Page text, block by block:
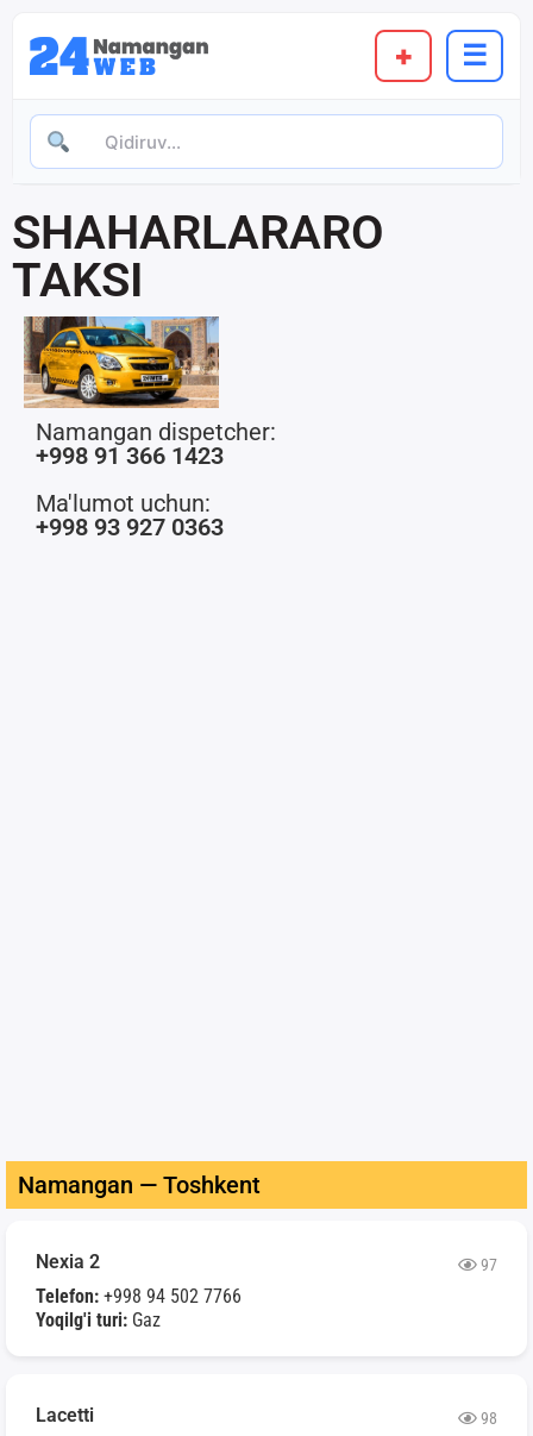
+ ☰
SHAHARLARARO
TAKSI
Namangan dispetcher:
+998 91 366 1423
Ma'lumot uchun:
+998 93 927 0363
Namangan — Toshkent
Nexia 2 97
Telefon: +998 94 502 7766
Yoqilg'i turi: Gaz
Lacetti 98